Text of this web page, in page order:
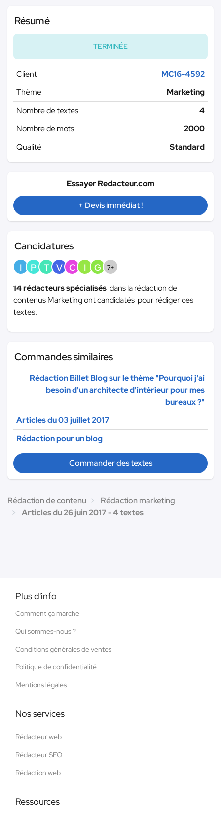
Résumé
TERMINÉE
Client
MC16-4592
Thème
Marketing
Nombre de textes
4
Nombre de mots
2000
Qualité
Standard
Essayer Redacteur.com
+ Devis immédiat !
Candidatures
I P T V C I G 7+
14 rédacteurs spécialisés dans la rédaction de
contenus Marketing ont candidatés pour rédiger ces
textes.
Commandes similaires
Rédaction Billet Blog sur le thème "Pourquoi j'ai
besoin d'un architecte d'intérieur pour mes
bureaux ?"
Articles du 03 juillet 2017
Rédaction pour un blog
Commander des textes
Rédaction de contenu
Rédaction marketing
Articles du 26 juin 2017 - 4 textes
Plus d'info
Comment ça marche
Qui sommes-nous ?
Conditions générales de ventes
Politique de confidentialité
Mentions légales
Nos services
Rédacteur web
Rédacteur SEO
Rédaction web
Ressources